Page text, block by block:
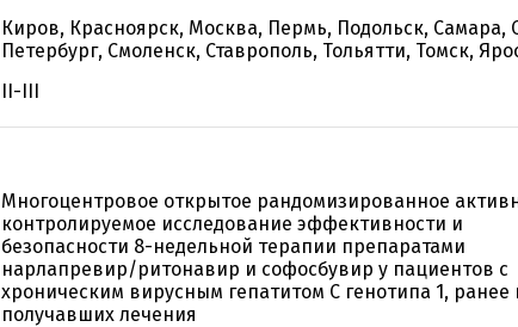
Киров, Красноярск, Москва, Пермь, Подольск, Самара,
Петербург, Смоленск, Ставрополь, Тольятти, Томск,
II-III
Многоцентровое открытое рандомизированное
контролируемое исследование эффективности и
безопасности 8-недельной терапии препаратами
нарлапревир/ритонавир и софосбувир у пациентов с
хроническим вирусным гепатитом C генотипа 1, ранее
получавших лечения